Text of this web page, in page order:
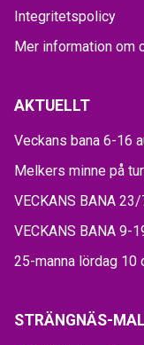
Integritetspolicy
Mer information om
AKTUELLT
Veckans bana 6-16
Melkers minne på
VECKANS BANA
VECKANS BANA 9-
25-manna lördag 10
STRÄNGNÄS-